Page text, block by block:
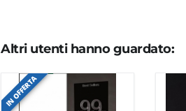
Altri utenti hanno guardato:
IN OFFERTA